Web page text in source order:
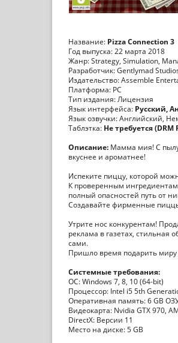
Название: Pizza Connection 3
Год выпуска: 22 марта 2018
Жанр: Strategy, Simulation,
Разработчик: Gentlymad
Издательство: Assemble
Платформа: PC
Тип издания: Лицензия
Язык интерфейса: Русский,
Язык озвучки: Английский,
Таблэтка: Не требуется (DRM
Описание: Мамма мия! С
вкуснее и ароматнее!
Испеките пиццу, которой
К проверенным ингредиентам
полный опасностей путь от
Создавайте фирменные
Утрите нос конкурентам!
реклама в газетах, стильная
сами.
Пришло время подарить миру
Системные требования:
ОС: Windows 7, 8, 10 (64-bit)
Процессор: Intel i5 5th
Оперативная память: 6 GB
Видеокарта: Nvidia GTX 970,
DirectX: Версии 11
Место на диске: 5 GB